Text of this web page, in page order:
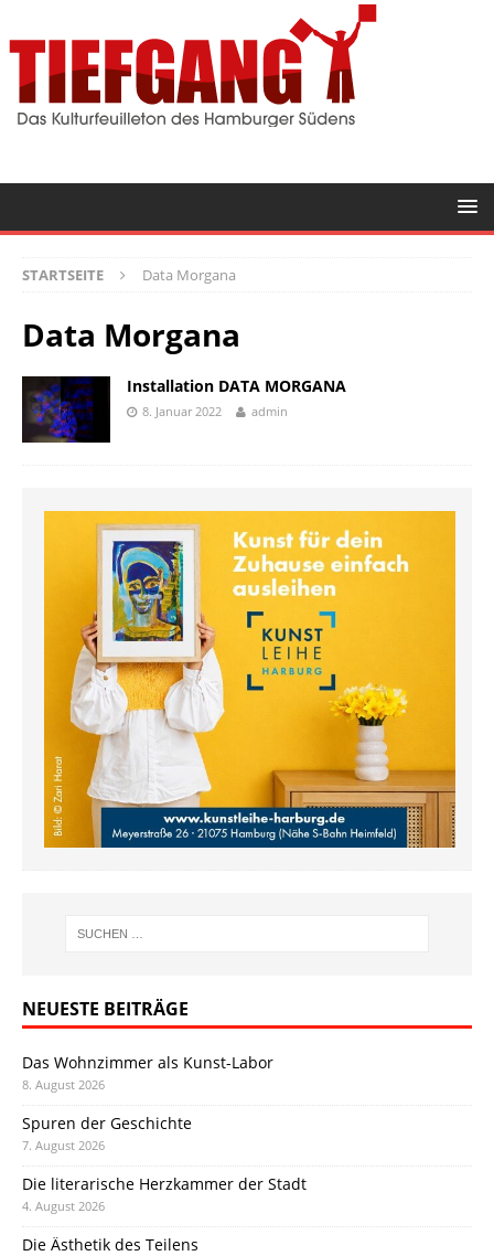
STARTSEITE Data Morgana
Data Morgana
Installation DATA MORGANA
8. Januar 2022 admin
NEUESTE BEITRÄGE
Das Wohnzimmer als Kunst-Labor
8. August 2026
Spuren der Geschichte
7. August 2026
Die literarische Herzkammer der Stadt
4. August 2026
Die Ästhetik des Teilens